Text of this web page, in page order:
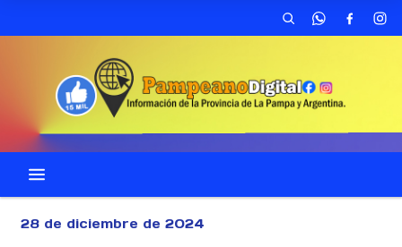
28 de diciembre de 2024